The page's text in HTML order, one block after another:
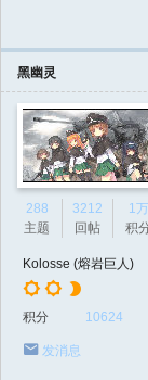
黑幽灵
288
主题
3212
回帖
1万
积
Kolosse (熔岩巨人)
积分 10624
发消息